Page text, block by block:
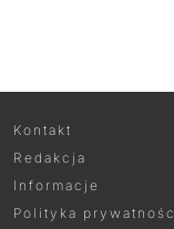
Kontakt
Redakcja
Informacje
Polityka